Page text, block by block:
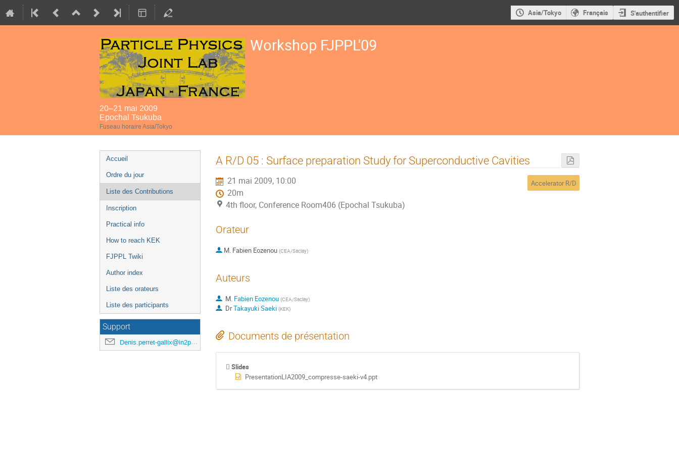
Asia/Tokyo Français S'authentifier
Workshop FJPPL'09
20–21 mai 2009
Epochal Tsukuba
Fuseau horaire Asia/Tokyo
Menu
de
l'événement
Accueil
Ordre du jour
Liste des Contributions
Inscription
Practical info
How to reach KEK
FJPPL Twiki
Author index
Liste des orateurs
Liste des participants
Support
Denis.perret-gallix@in2p3.fr
A R/D 05 : Surface preparation Study for Superconductive Cavities
21 mai 2009, 10:00
20m
4th floor, Conference Room406 (Epochal Tsukuba)
Accelerator R/D
Orateur
M. Fabien Eozenou (CEA/Saclay)
Auteurs
M. Fabien Eozenou (CEA/Saclay)
DrTakayuki Saeki (KEK)
Documents de présentation
Slides
PresentationLIA2009_compresse-saeki-v4.ppt